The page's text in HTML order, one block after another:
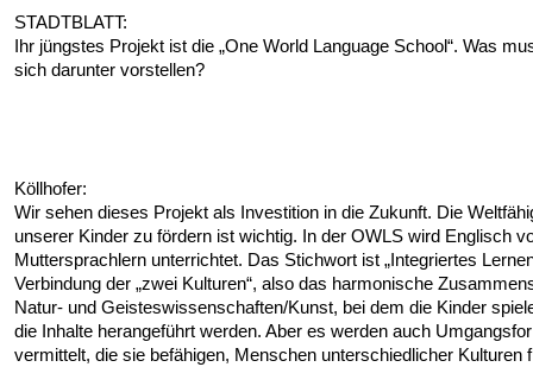
STADTBLATT:
Ihr jüngstes Projekt ist die „One World Language School“. Was
sich darunter vorstellen?
Köllhofer:
Wir sehen dieses Projekt als Investition in die Zukunft. Die
unserer Kinder zu fördern ist wichtig. In der OWLS wird Englisch
Muttersprachlern unterrichtet. Das Stichwort ist „Integriertes
Verbindung der „zwei Kulturen“, also das harmonische
Natur- und Geisteswissenschaften/Kunst, bei dem die Kinder
die Inhalte herangeführt werden. Aber es werden auch
vermittelt, die sie befähigen, Menschen unterschiedlicher Kulturen